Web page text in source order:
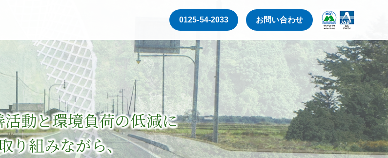
0125-54-2033 お問い合わせ
動と環境負荷の低減に
り組みながら、